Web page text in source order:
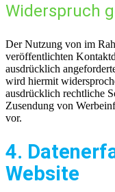
Widerspruch
Der Nutzung von im
veröffentlichten
ausdrücklich
wird hiermit
ausdrücklich rechtliche
Zusendung von
vor.
4.
Website